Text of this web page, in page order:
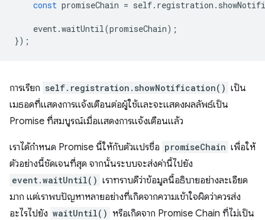
const promiseChain = self. registration .
event.waitUntil(promiseChain);
});
การเรียก self.registration.showNotification() เป็น
เมธอดที่แสดงการแจ้งเตือนต่อผู้ใช้และจะแสดงผลลัพธ์เป็น
Promise ที่สมบูรณ์เมื่อแสดงการแจ้งเตือนแล้ว
เราได้กำหนด Promise นี้ให้กับตัวแปรชื่อ promiseChain เพื่อให้
ตัวอย่างนี้ชัดเจนที่สุด จากนั้นระบบจะส่งค่านี้ไปยัง
event.waitUntil() เราทราบดีว่าข้อมูลนี้อธิบายอย่างละเอียด
มาก แต่เราพบปัญหาหลายอย่างที่เกิดจากความเข้าใจผิดว่าควรส่ง
อะไรไปยัง waitUntil() หรือเกิดจาก Promise Chain ที่ไม่เป็น